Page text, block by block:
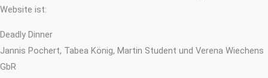
Website ist:
Deadly Dinner
Jannis Pochert, Tabea König, Martin Student und Verena Wiechens
GbR